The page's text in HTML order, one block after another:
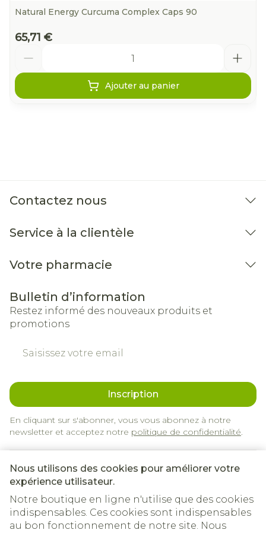
Nous utilisons des cookies pour améliorer votre
expérience utilisateur.
Notre boutique en ligne n'utilise que des cookies
indispensables. Ces cookies sont indispensables
au bon fonctionnement de notre site. Nous
Natural Energy Curcuma Complex Caps 90
65,71 €
Ajouter au panier
Contactez nous
Service à la clientèle
Votre pharmacie
Bulletin d’information
Restez informé des nouveaux produits et
promotions
Inscription
En cliquant sur s'abonner, vous vous abonnez à notre
newsletter et acceptez notre politique de confidentialité.